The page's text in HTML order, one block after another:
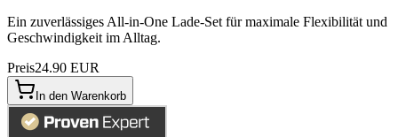
Ein zuverlässiges All-in-One Lade-Set für maximale Flexibilität und
Geschwindigkeit im Alltag.
Preis24.90 EUR
In den Warenkorb